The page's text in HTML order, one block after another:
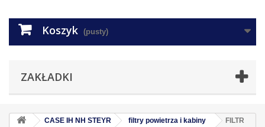
Koszyk (pusty)
ZAKŁADKI
CASE IH NH STEYR filtry powietrza i kabiny
FILTR